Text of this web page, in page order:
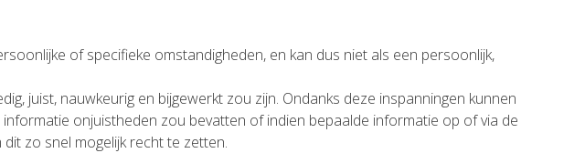
of specifieke omstandigheden, en kan dus niet als een persoonlijk,
juist, nauwkeurig en bijgewerkt zou zijn. Ondanks deze inspanningen kunnen
onjuistheden zou bevatten of indien bepaalde informatie op of via de
zo snel mogelijk recht te zetten.